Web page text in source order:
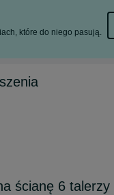
które do niego pasują.
ścianę 6 talerzy